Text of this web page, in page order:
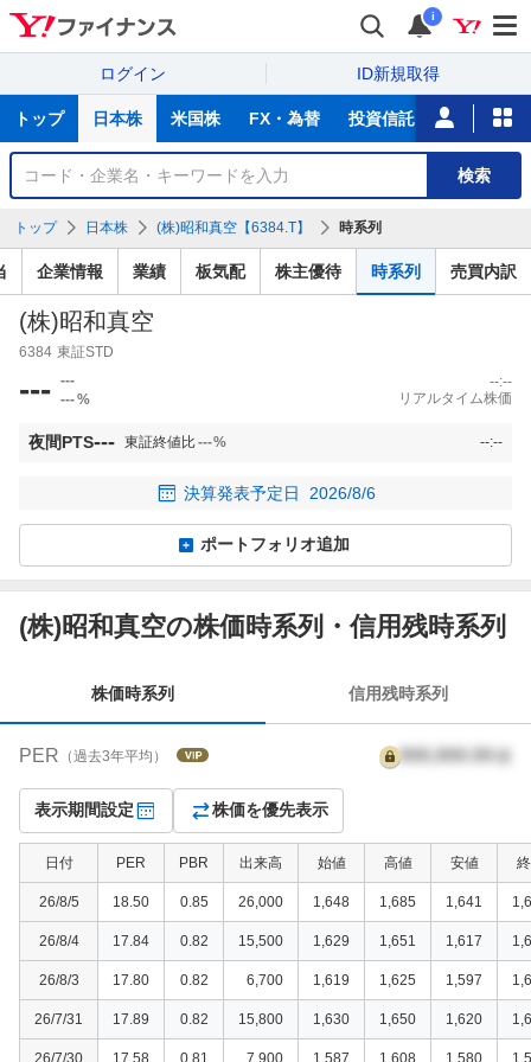
i
ログイン ID新規取得
サ
トップ 日本株 米国株 FX・為替 投資信託 ニュース
銘
検
検索
トップ 日本株 (株)昭和真空【6384.T】 時系列
企業情報 業績 板気配 株主優待 時系列 売買内訳
(株)昭和真空
6384 東証STD
--- ---
---%
--:--
リアルタイム株価
夜間PTS--- 東証終値比---% --:--
決算発表予定日 2026/8/6
ポートフォリオ追加
(株)昭和真空の株価時系列・信用残時系列
列
株価時系列 信用残時系列
PER （過去3年平均） 999,999.99
表示期間設定 株価を優先表示
日付 PER PBR 出来高 始値 高値 安値
26/8/5 18.50 0.85 26,000 1,648 1,685 1,641
26/8/4 17.84 0.82 15,500 1,629 1,651 1,617
26/8/3 17.80 0.82 6,700 1,619 1,625 1,597
26/7/31 17.89 0.82 15,800 1,630 1,650 1,620
26/7/30 17.58 0.81 7,900 1,587 1,608 1,580